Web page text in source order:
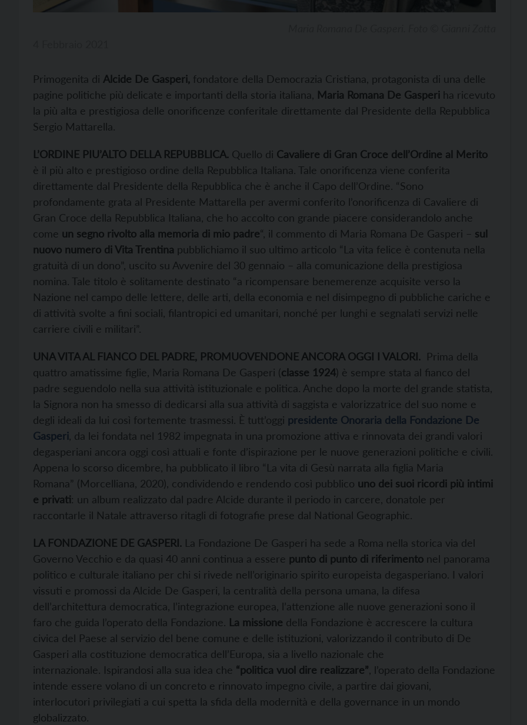
Primogenita di Alcide De Gasperi, fondatore della Democrazia Cristiana, protagonista di una delle
pagine politiche più delicate e importanti della storia italiana, Maria Romana De Gasperi ha ricevuto
la più alta e prestigiosa delle onorificenze conferitale direttamente dal Presidente della Repubblica
Sergio Mattarella.
L’ORDINE PIU’ALTO DELLA REPUBBLICA. Quello di Cavaliere di Gran Croce dell’Ordine al Merito
è il più alto e prestigioso ordine della Repubblica Italiana. Tale onorificenza viene conferita
direttamente dal Presidente della Repubblica che è anche il Capo dell’Ordine. “Sono
profondamente grata al Presidente Mattarella per avermi conferito l’onorificenza di Cavaliere di
Gran Croce della Repubblica Italiana, che ho accolto con grande piacere considerandolo anche
come un segno rivolto alla memoria di mio padre“, il commento di Maria Romana De Gasperi – sul
nuovo numero di Vita Trentina pubblichiamo il suo ultimo articolo “La vita felice è contenuta nella
gratuità di un dono”, uscito su Avvenire del 30 gennaio – alla comunicazione della prestigiosa
nomina. Tale titolo è solitamente destinato “a ricompensare benemerenze acquisite verso la
Nazione nel campo delle lettere, delle arti, della economia e nel disimpegno di pubbliche cariche e
di attività svolte a fini sociali, filantropici ed umanitari, nonché per lunghi e segnalati servizi nelle
carriere civili e militari”.
UNA VITA AL FIANCO DEL PADRE, PROMUOVENDONE ANCORA OGGI I VALORI. Prima della
quattro amatissime figlie, Maria Romana De Gasperi (classe 1924) è sempre stata al fianco del
padre seguendolo nella sua attività istituzionale e politica. Anche dopo la morte del grande statista,
la Signora non ha smesso di dedicarsi alla sua attività di saggista e valorizzatrice del suo nome e
degli ideali da lui così fortemente trasmessi. È tutt’oggi presidente Onoraria della Fondazione De
Gasperi , da lei fondata nel 1982 impegnata in una promozione attiva e rinnovata dei grandi valori
degasperiani ancora oggi così attuali e fonte d’ispirazione per le nuove generazioni politiche e civili.
Appena lo scorso dicembre, ha pubblicato il libro “La vita di Gesù narrata alla figlia Maria
Romana” (Morcelliana, 2020), condividendo e rendendo così pubblico uno dei suoi ricordi più intimi
e privati: un album realizzato dal padre Alcide durante il periodo in carcere, donatole per
raccontarle il Natale attraverso ritagli di fotografie prese dal National Geographic.
LA FONDAZIONE DE GASPERI. La Fondazione De Gasperi ha sede a Roma nella storica via del
Governo Vecchio e da quasi 40 anni continua a essere punto di punto di riferimento nel panorama
politico e culturale italiano per chi si rivede nell’originario spirito europeista degasperiano. I valori
vissuti e promossi da Alcide De Gasperi, la centralità della persona umana, la difesa
dell’architettura democratica, l’integrazione europea, l’attenzione alle nuove generazioni sono il
faro che guida l’operato della Fondazione. La missione della Fondazione è accrescere la cultura
civica del Paese al servizio del bene comune e delle istituzioni, valorizzando il contributo di De
Gasperi alla costituzione democratica dell’Europa, sia a livello nazionale che
internazionale. Ispirandosi alla sua idea che “politica vuol dire realizzare” , l’operato della Fondazione
intende essere volano di un concreto e rinnovato impegno civile, a partire dai giovani,
interlocutori privilegiati a cui spetta la sfida della modernità e della governance in un mondo
globalizzato.